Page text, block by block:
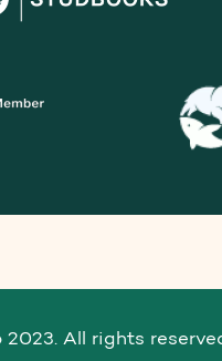
2023. All rights